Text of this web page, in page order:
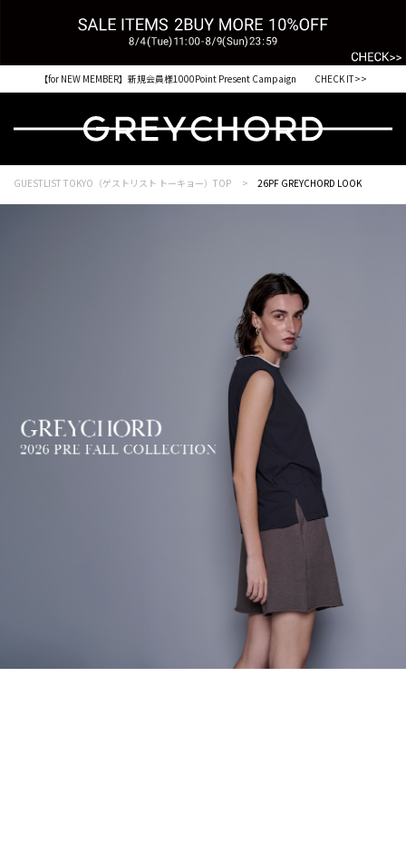
税込33,000円以上ご購入で送料無料 CHECK IT>>
【for NEW MEMBER】新規会員様1000Point Present Campaign CHECK IT>>
GUESTLIST TOKYO（ゲストリスト トーキョー）TOP 26PF GREYCHORD LOOK